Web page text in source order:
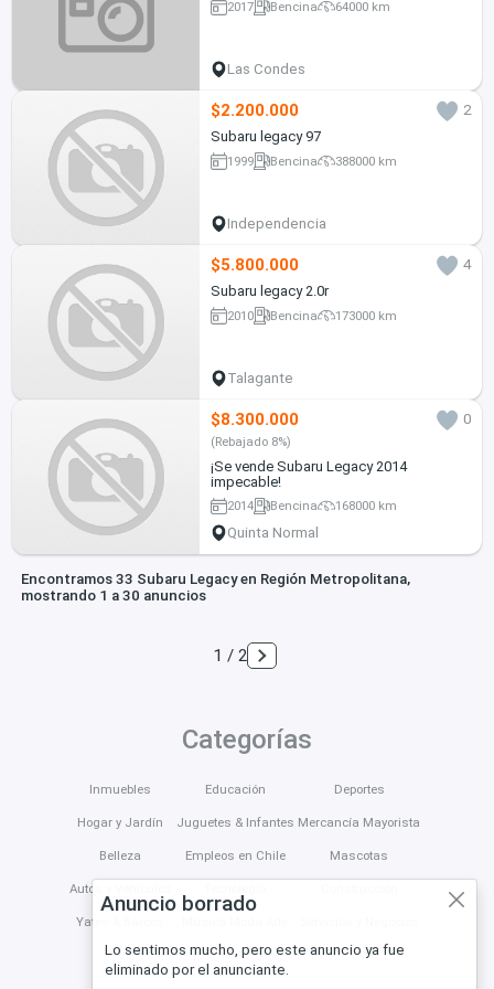
2017 Bencina 64000 km
Las Condes
$2.200.000
2
Subaru legacy 97
1999 Bencina 388000 km
Independencia
$5.800.000
4
Subaru legacy 2.0r
2010 Bencina 173000 km
Talagante
$8.300.000 0
(Rebajado 8%)
¡Se vende Subaru Legacy 2014
impecable!
2014 Bencina 168000 km
Quinta Normal
Encontramos 33 Subaru Legacy en Región Metropolitana,
mostrando 1 a 30 anuncios
1 / 2
Anuncio borrado
Lo sentimos mucho, pero este anuncio ya fue
eliminado por el anunciante.
Categorías
Inmuebles
Hogar y Jardín
Belleza
Autos y Vehículos
Yates & Barcos
Educación
Juguetes & Infantes
Empleos en Chile
Deportes
Mercancía Mayorista
Mascotas